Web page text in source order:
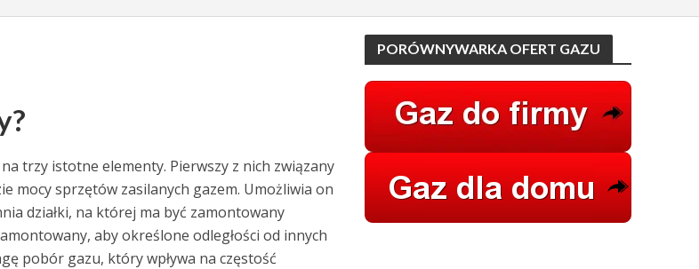
trzy istotne elementy. Pierwszy z nich związany
mocy sprzętów zasilanych gazem. Umożliwia on
działki, na której ma być zamontowany
aby określone odległości od innych
pobór gazu, który wpływa na częstość
PORÓWNYWARKA OFERT GAZU